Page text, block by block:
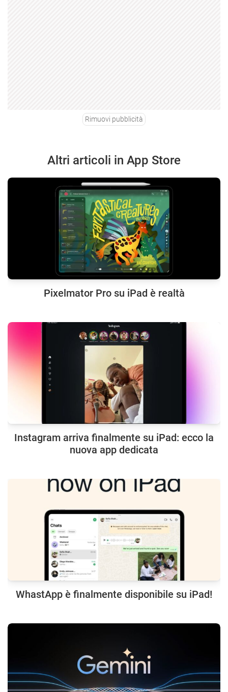
Rimuovi pubblicità
Altri articoli in App Store
Pixelmator Pro su iPad è realtà
Instagram arriva finalmente su iPad: ecco la
nuova app dedicata
WhastApp è finalmente disponibile su iPad!